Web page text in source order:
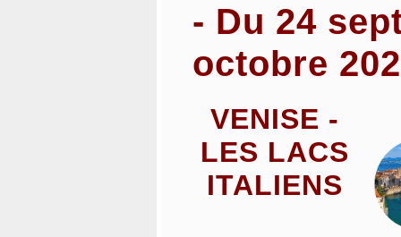
- Du 24
octobre
VENISE -
LES LACS
ITALIENS